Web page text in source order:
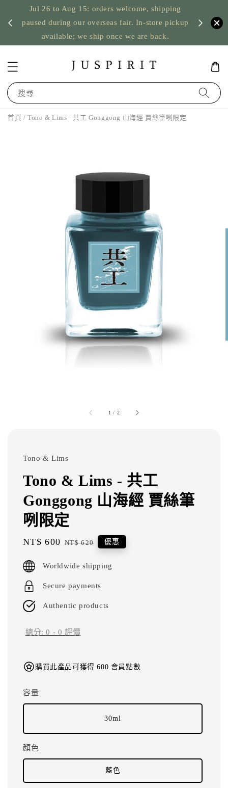
Jul 26 to Aug 15: orders welcome, shipping
paused during our overseas fair. In-store pickup
available; we ship once we are back.
US
搜尋
首頁 / Tono & Lims - 共工 Gonggong 山海經 賈絲筆咧限定
1 / 2
Tono & Lims
Tono & Lims - 共工
Gonggong 山海經 賈絲筆
咧限定
Sale
NT$ 600 Regular
NT$ 620 優惠
Worldwide shipping
Secure payments
Authentic products
總分:0 - 0 評價
購買此產品可獲得 600 會員點數
容量
30ml
顔色
藍色